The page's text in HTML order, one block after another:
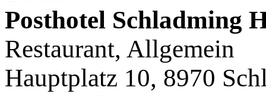
Posthotel Schladming
Restaurant, Allgemein
Hauptplatz 10, 8970